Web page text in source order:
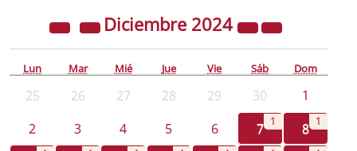
Diciembre 2024
Lun Mar Mié Jue Vie Sáb Dom
25 26 27 28 29 30
1
2
3 4 5 6 7 1 8 1